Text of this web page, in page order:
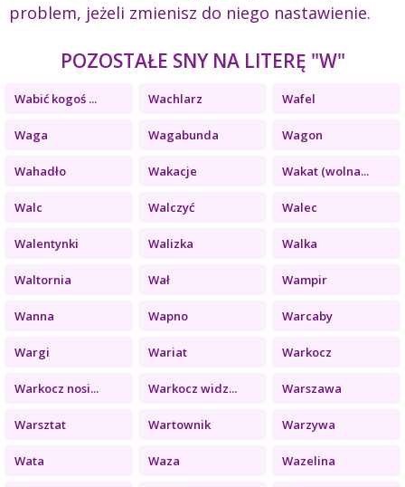
problem, jeżeli zmienisz do niego nastawienie.
POZOSTAŁE SNY NA LITERĘ "W"
Wabić kogoś ... Wachlarz Wafel
Waga Wagabunda Wagon
Wahadło Wakacje Wakat (wolna...
Walc Walczyć Walec
Walentynki Walizka Walka
Waltornia Wał Wampir
Wanna Wapno Warcaby
Wargi Wariat Warkocz
Warkocz nosi... Warkocz widz... Warszawa
Warsztat Wartownik Warzywa
Wata Waza Wazelina